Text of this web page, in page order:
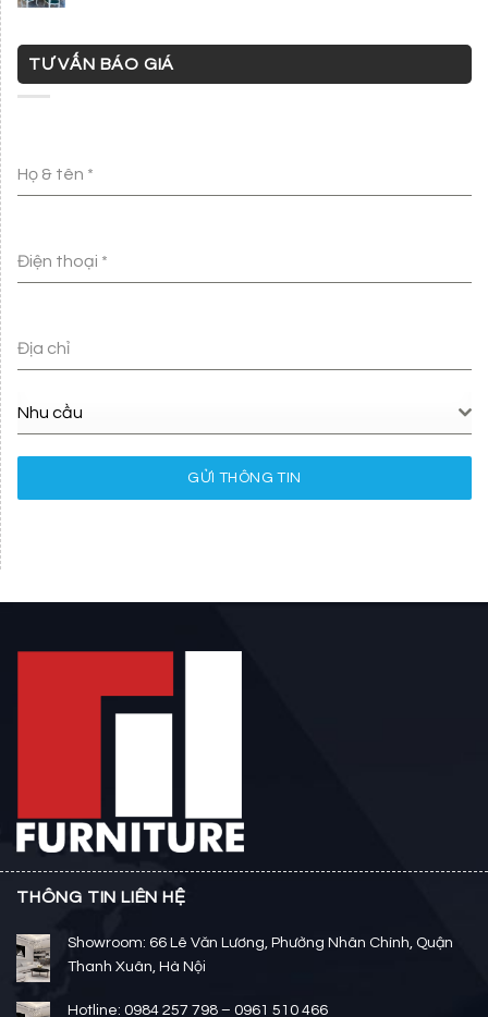
TƯ VẤN BÁO GIÁ
Họ & tên *
Điện thoại *
Địa chỉ
Nhu cầu
GỬI THÔNG TIN
THÔNG TIN LIÊN HỆ
Showroom: 66 Lê Văn Lương, Phường Nhân Chính, Quận
Thanh Xuân, Hà Nội
Hotline: 0984 257 798 – 0961 510 466